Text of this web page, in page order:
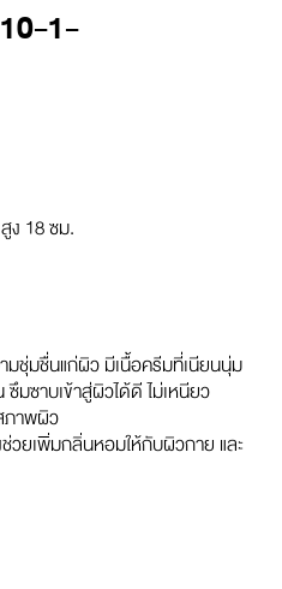
1-
ง 18 ซม.
มชุ่มชื่นแก่ผิว มีเนื้อครีมที่เนียนนุ่ม
มซาบเข้าสู่ผิวได้ดี ไม่เหนียว
ภาพผิว
วยเพิ่มกลิ่นหอมให้กับผิวกาย และ